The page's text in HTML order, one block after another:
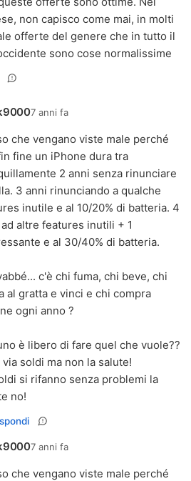
non capisco come mai, in molti
offerte del genere che in tutto il
sono cose normalissime
7 anni fa
che vengano viste male perché
fine un iPhone dura tra
2 anni senza rinunciare
3 anni rinunciando a qualche
inutile e al 10/20% di batteria. 4
altre features inutili + 1
e al 30/40% di batteria.
c'è chi fuma, chi beve, chi
al gratta e vinci e chi compra
ogni anno ?
è libero di fare quel che vuole??
soldi ma non la salute!
si rifanno senza problemi la
no!
7 anni fa
che vengano viste male perché